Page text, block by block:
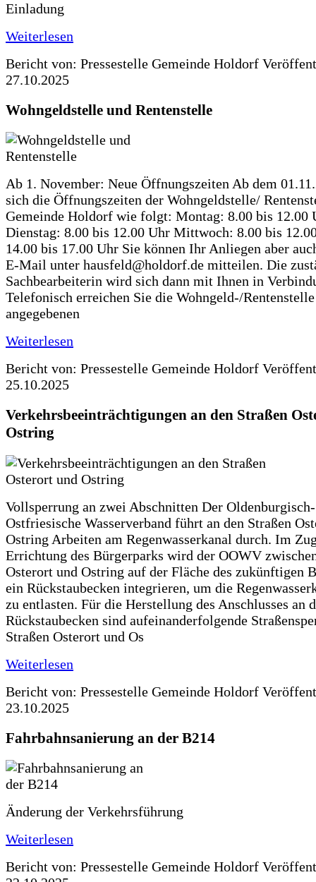
Einladung
Weiterlesen
Bericht von: Pressestelle Gemeinde Holdorf
27.10.2025
Wohngeldstelle und Rentenstelle
Ab 1. November: Neue Öffnungszeiten Ab dem
sich die Öffnungszeiten der Wohngeldstelle/
Gemeinde Holdorf wie folgt: Montag: 8.00 bis 12.00
Dienstag: 8.00 bis 12.00 Uhr Mittwoch: 8.00 bis
14.00 bis 17.00 Uhr Sie können Ihr Anliegen aber
E-Mail unter hausfeld@holdorf.de mitteilen. Die
Sachbearbeiterin wird sich dann mit Ihnen in
Telefonisch erreichen Sie die Wohngeld-/
angegebenen
Weiterlesen
Bericht von: Pressestelle Gemeinde Holdorf
25.10.2025
Verkehrsbeeinträchtigungen an den Straßen
Ostring
Vollsperrung an zwei Abschnitten Der Oldenburgisch-
Ostfriesische Wasserverband führt an den Straßen
Ostring Arbeiten am Regenwasserkanal durch. Im
Errichtung des Bürgerparks wird der OOWV
Osterort und Ostring auf der Fläche des zukünftigen
ein Rückstaubecken integrieren, um die
zu entlasten. Für die Herstellung des Anschlusses an
Rückstaubecken sind aufeinanderfolgende
Straßen Osterort und Os
Weiterlesen
Bericht von: Pressestelle Gemeinde Holdorf
23.10.2025
Fahrbahnsanierung an der B214
Änderung der Verkehrsführung
Weiterlesen
Bericht von: Pressestelle Gemeinde Holdorf